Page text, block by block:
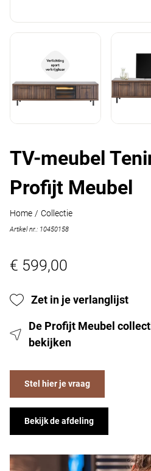
TV-meubel
Profijt Meubel
Home / Collectie
Artikel nr.: 10450158
€ 599,00
Zet in je verlanglijst
De Profijt Meubel
bekijken
Stel hier je vraag
Bekijk de afdeling